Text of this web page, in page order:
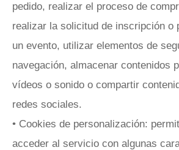
pedido, realizar el proceso de
realizar la solicitud de inscripción o
un evento, utilizar elementos de
navegación, almacenar contenidos
vídeos o sonido o compartir
redes sociales.
• Cookies de personalización:
acceder al servicio con algunas